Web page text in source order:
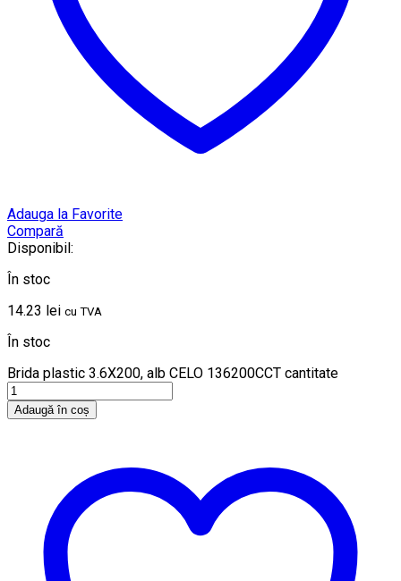
Adauga la Favorite
Compară
Disponibil:
În stoc
14.23 lei cu TVA
În stoc
Brida plastic 3.6X200, alb CELO 136200CCT cantitate
Adaugă în coș